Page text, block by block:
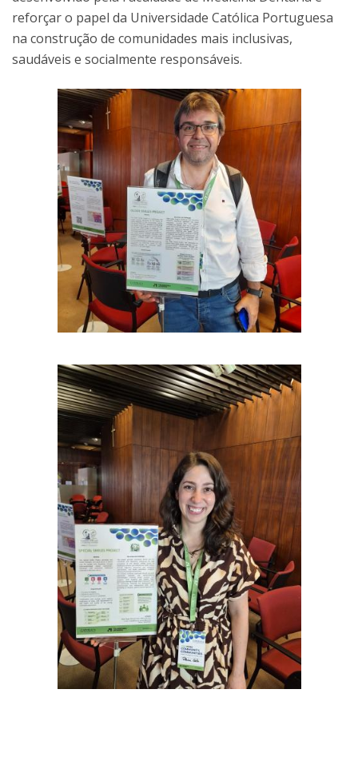
reforçar o papel da Universidade Católica Portuguesa
na construção de comunidades mais inclusivas,
saudáveis e socialmente responsáveis.